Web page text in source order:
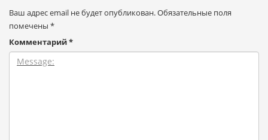
Ваш адрес email не будет опубликован.Обязательные поля
помечены *
Комментарий*